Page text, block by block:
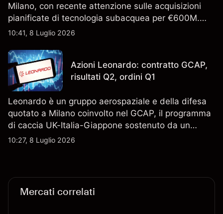
Milano, con recente attenzione sulle acquisizioni
pianificate di tecnologia subacquea per €600M.
Scopri i target di prezzo FCT di terze parti e l'analisi
indicatore affidabile dei risultati futuri.
10:41, 8 Luglio 2026
Azioni Leonardo: contratto GCAP,
risultati Q2, ordini Q1
Leonardo è un gruppo aerospaziale e della difesa
quotato a Milano coinvolto nel GCAP, il programma
di caccia UK-Italia-Giappone sostenuto da un
contratto da 4,6 miliardi di sterline. I risultati
10:27, 8 Luglio 2026
Mercati correlati